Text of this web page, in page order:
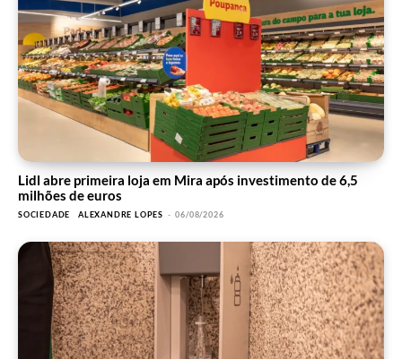
Lidl abre primeira loja em Mira após investimento de 6,5
milhões de euros
SOCIEDADE ALEXANDRE LOPES - 06/08/2026